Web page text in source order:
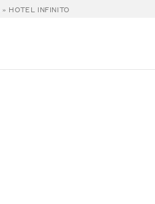
» HOTEL INFINITO